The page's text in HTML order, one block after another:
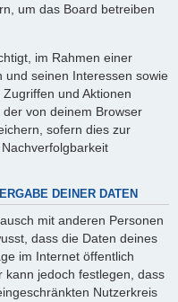
um das Board betreiben
im Rahmen einer
und seinen Interessen sowie
und Aktionen
von deinem Browser
sofern dies zur
DEINER DATEN
mit anderen Personen
dass die Daten deines
im Internet öffentlich
kann jedoch festlegen, dass
Nutzerkreis